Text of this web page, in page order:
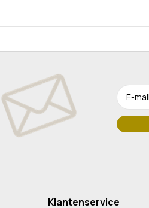
Klantenservice